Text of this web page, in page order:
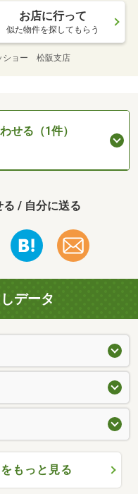
お店に行って
似た物件を探してもらう
ショー 松阪支店
せる（1件）
る / 自分に送る
データ
もっと見る